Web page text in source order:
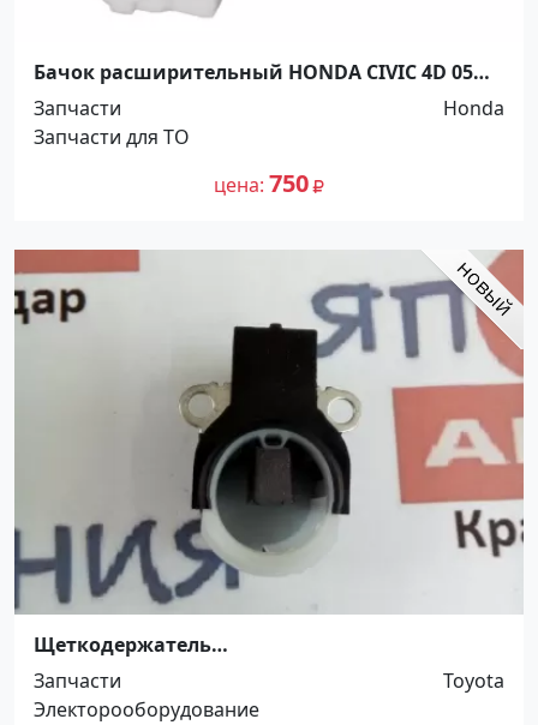
Бачок расширительный HONDA CIVIC 4D 05
Краснодар
Запчасти
Honda
Запчасти для ТО
цена 750
Щеткодержатель
Ford,Honda,Jeep,Acura,Toyota Краснодар
Запчасти
Toyota
Электорооборудование